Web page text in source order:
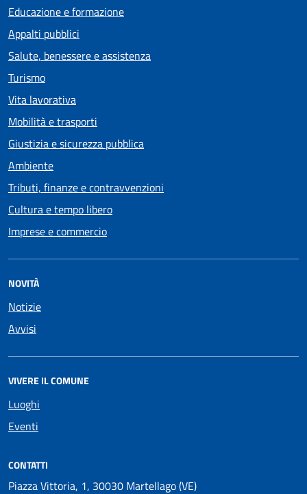
Educazione e formazione
Appalti pubblici
Salute, benessere e assistenza
Turismo
Vita lavorativa
Mobilità e trasporti
Giustizia e sicurezza pubblica
Ambiente
Tributi, finanze e contravvenzioni
Cultura e tempo libero
Imprese e commercio
NOVITÀ
Notizie
Avvisi
VIVERE IL COMUNE
Luoghi
Eventi
CONTATTI
Piazza Vittoria, 1, 30030 Martellago (VE)